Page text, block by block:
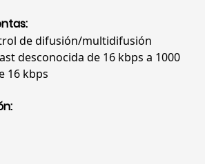
de difusión/multidifusión
desconocida de 16 kbps a 1000
16 kbps